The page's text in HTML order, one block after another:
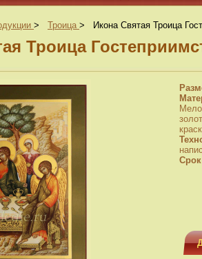
> Троица > Икона Святая Троица
Троица
Срок